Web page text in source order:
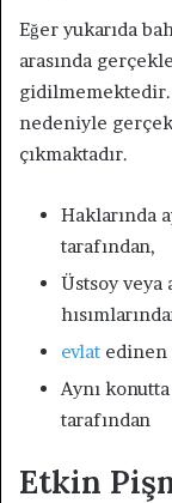
Eğer yukarıda
arasında
gidilmemektedir.
nedeniyle
çıkmaktadır.
Haklarında
tarafından,
Üstsoy veya
evlat edinen
Aynı
tarafından
Etkin